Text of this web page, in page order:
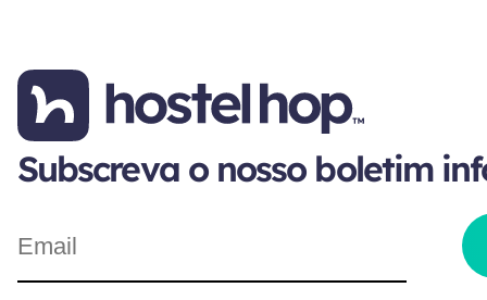
Subscreva o nosso boletim